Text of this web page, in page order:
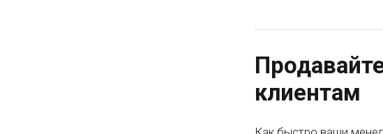
клиентам